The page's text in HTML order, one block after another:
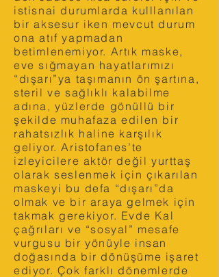
istisnai durumlarda kulllanılan
bir aksesur iken mevcut durum
ona atıf yapmadan
betimlenemiyor. Artık maske,
eve sığmayan hayatlarımızı
“dışarı”ya taşımanın ön şartına,
steril ve sağlıklı kalabilme
adına, yüzlerde gönüllü bir
şekilde muhafaza edilen bir
rahatsızlık haline karşılık
geliyor. Aristofanes’te
izleyicilere aktör değil yurttaş
olarak seslenmek için çıkarılan
maskeyi bu defa “dışarı”da
olmak ve bir araya gelmek için
takmak gerekiyor. Evde Kal
çağrıları ve “sosyal” mesafe
vurgusu bir yönüyle insan
doğasında bir dönüşüme işaret
ediyor. Çok farklı dönemlerde